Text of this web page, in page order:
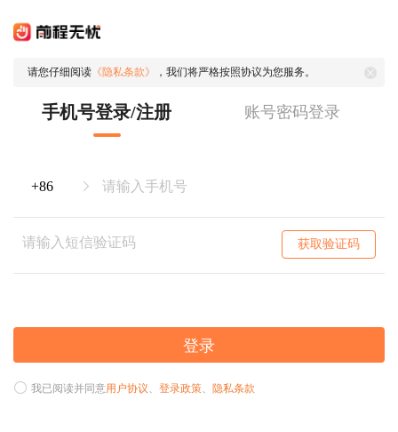
请您仔细阅读 《隐私条款》 ，我们将严格按照协议为您服务。
手机号登录/注册 账号密码登录
获取验证码
登录
我已阅读并同意用户协议、 登录政策、 隐私条款